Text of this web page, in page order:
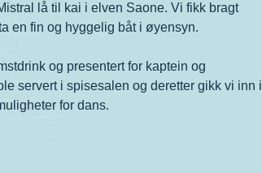
lå til kai i elven Saone. Vi fikk bragt
en fin og hyggelig båt i øyensyn.
og presentert for kaptein og
servert i spisesalen og deretter gikk vi inn i
for dans.